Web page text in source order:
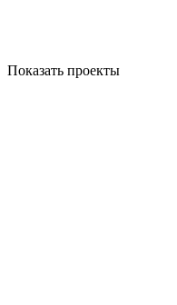
Показать проекты